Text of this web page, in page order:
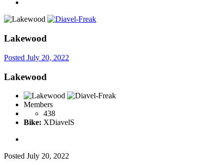
Lakewood
Posted July 20, 2022
Lakewood
Members
438
Bike: XDiavelS
Posted July 20, 2022